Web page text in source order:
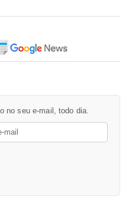
no seu e-mail, todo dia.